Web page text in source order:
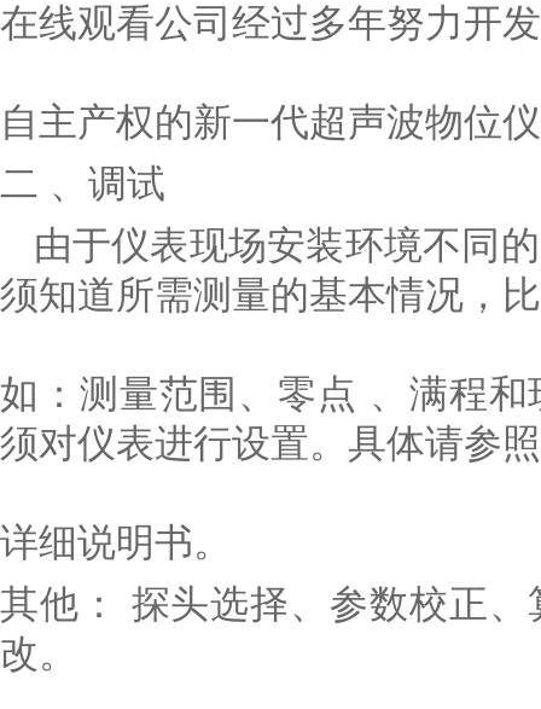
在线观看公司经过多年努力开
自主产权的新一代超声波物位
二 、调试
由于仪表现场安装环境不同
须知道所需测量的基本情况，比
如：测量范围、零点 、满程
须对仪表进行设置。具体请参照
详细说明书。
其他： 探头选择、参数校正
改。